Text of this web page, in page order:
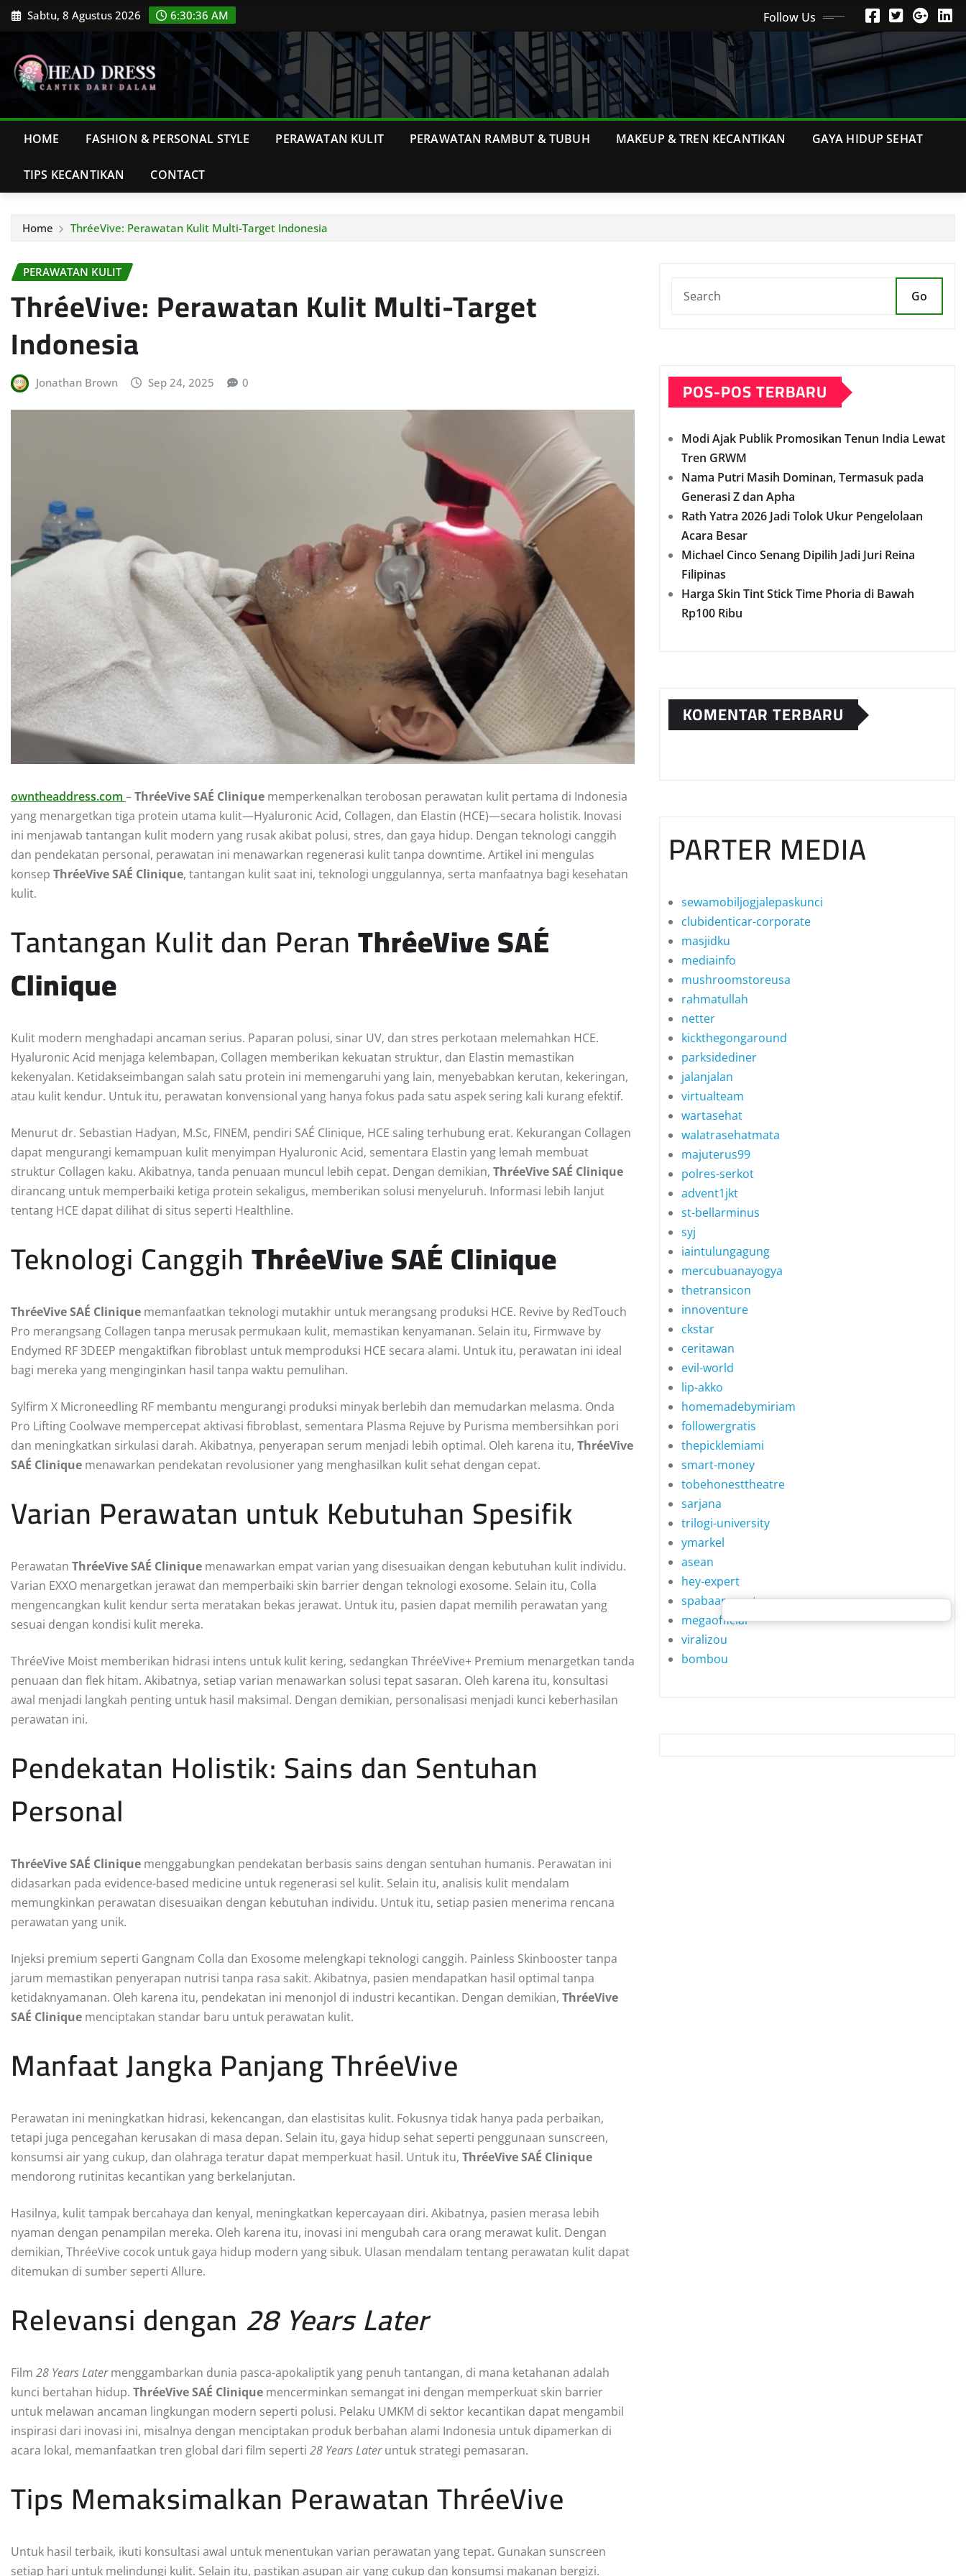
Skip Sabtu, 8 Agustus 2026 6:30:37 AM Follow Us
HOME FASHION & PERSONAL STYLE PERAWATAN KULIT PERAWATAN RAMBUT & TUBUH MAKEUP & TREN KECANTIKAN GAYA HIDUP SEHAT
TIPS KECANTIKAN CONTACT
Home ThréeVive: Perawatan Kulit Multi-Target Indonesia
PERAWATAN KULIT
ThréeVive: Perawatan Kulit Multi-Target
Indonesia
Jonathan Brown Sep 24, 2025 0
owntheaddress.com –ThréeVive SAÉ Clinique memperkenalkan terobosan perawatan kulit pertama di Indonesia
yang menargetkan tiga protein utama kulit—Hyaluronic Acid, Collagen, dan Elastin (HCE)—secara holistik. Inovasi
ini menjawab tantangan kulit modern yang rusak akibat polusi, stres, dan gaya hidup. Dengan teknologi canggih
dan pendekatan personal, perawatan ini menawarkan regenerasi kulit tanpa downtime. Artikel ini mengulas
konsep ThréeVive SAÉ Clinique, tantangan kulit saat ini, teknologi unggulannya, serta manfaatnya bagi kesehatan
kulit.
Tantangan Kulit dan PeranThréeVive SAÉ
Clinique
Kulit modern menghadapi ancaman serius. Paparan polusi, sinar UV, dan stres perkotaan melemahkan HCE.
Hyaluronic Acid menjaga kelembapan, Collagen memberikan kekuatan struktur, dan Elastin memastikan
kekenyalan. Ketidakseimbangan salah satu protein ini memengaruhi yang lain, menyebabkan kerutan, kekeringan,
atau kulit kendur. Untuk itu, perawatan konvensional yang hanya fokus pada satu aspek sering kali kurang efektif.
Menurut dr. Sebastian Hadyan, M.Sc, FINEM, pendiri SAÉ Clinique, HCE saling terhubung erat. Kekurangan Collagen
dapat mengurangi kemampuan kulit menyimpan Hyaluronic Acid, sementara Elastin yang lemah membuat
struktur Collagen kaku. Akibatnya, tanda penuaan muncul lebih cepat. Dengan demikian, ThréeVive SAÉ Clinique
dirancang untuk memperbaiki ketiga protein sekaligus, memberikan solusi menyeluruh. Informasi lebih lanjut
tentang HCE dapat dilihat di situs seperti Healthline.
Teknologi CanggihThréeVive SAÉ Clinique
ThréeVive SAÉ Clinique memanfaatkan teknologi mutakhir untuk merangsang produksi HCE. Revive by RedTouch
Pro merangsang Collagen tanpa merusak permukaan kulit, memastikan kenyamanan. Selain itu, Firmwave by
Endymed RF 3DEEP mengaktifkan fibroblast untuk memproduksi HCE secara alami. Untuk itu, perawatan ini ideal
bagi mereka yang menginginkan hasil tanpa waktu pemulihan.
Sylfirm X Microneedling RF membantu mengurangi produksi minyak berlebih dan memudarkan melasma. Onda
Pro Lifting Coolwave mempercepat aktivasi fibroblast, sementara Plasma Rejuve by Purisma membersihkan pori
dan meningkatkan sirkulasi darah. Akibatnya, penyerapan serum menjadi lebih optimal. Oleh karena itu, ThréeVive
SAÉ Clinique menawarkan pendekatan revolusioner yang menghasilkan kulit sehat dengan cepat.
Varian Perawatan untuk Kebutuhan Spesifik
Perawatan ThréeVive SAÉ Clinique menawarkan empat varian yang disesuaikan dengan kebutuhan kulit individu.
Varian EXXO menargetkan jerawat dan memperbaiki skin barrier dengan teknologi exosome. Selain itu, Colla
mengencangkan kulit kendur serta meratakan bekas jerawat. Untuk itu, pasien dapat memilih perawatan yang
sesuai dengan kondisi kulit mereka.
ThréeVive Moist memberikan hidrasi intens untuk kulit kering, sedangkan ThréeVive+ Premium menargetkan tanda
penuaan dan flek hitam. Akibatnya, setiap varian menawarkan solusi tepat sasaran. Oleh karena itu, konsultasi
awal menjadi langkah penting untuk hasil maksimal. Dengan demikian, personalisasi menjadi kunci keberhasilan
perawatan ini.
Pendekatan Holistik: Sains dan Sentuhan
Personal
ThréeVive SAÉ Clinique menggabungkan pendekatan berbasis sains dengan sentuhan humanis. Perawatan ini
didasarkan pada evidence-based medicine untuk regenerasi sel kulit. Selain itu, analisis kulit mendalam
memungkinkan perawatan disesuaikan dengan kebutuhan individu. Untuk itu, setiap pasien menerima rencana
perawatan yang unik.
Injeksi premium seperti Gangnam Colla dan Exosome melengkapi teknologi canggih. Painless Skinbooster tanpa
jarum memastikan penyerapan nutrisi tanpa rasa sakit. Akibatnya, pasien mendapatkan hasil optimal tanpa
ketidaknyamanan. Oleh karena itu, pendekatan ini menonjol di industri kecantikan. Dengan demikian, ThréeVive
SAÉ Clinique menciptakan standar baru untuk perawatan kulit.
Manfaat Jangka Panjang ThréeVive
Perawatan ini meningkatkan hidrasi, kekencangan, dan elastisitas kulit. Fokusnya tidak hanya pada perbaikan,
tetapi juga pencegahan kerusakan di masa depan. Selain itu, gaya hidup sehat seperti penggunaan sunscreen,
konsumsi air yang cukup, dan olahraga teratur dapat memperkuat hasil. Untuk itu, ThréeVive SAÉ Clinique
mendorong rutinitas kecantikan yang berkelanjutan.
Hasilnya, kulit tampak bercahaya dan kenyal, meningkatkan kepercayaan diri. Akibatnya, pasien merasa lebih
nyaman dengan penampilan mereka. Oleh karena itu, inovasi ini mengubah cara orang merawat kulit. Dengan
demikian, ThréeVive cocok untuk gaya hidup modern yang sibuk. Ulasan mendalam tentang perawatan kulit dapat
ditemukan di sumber seperti Allure.
Relevansi dengan 28 Years Later
Film 28 Years Latermenggambarkan dunia pasca-apokaliptik yang penuh tantangan, di mana ketahanan adalah
kunci bertahan hidup. ThréeVive SAÉ Clinique mencerminkan semangat ini dengan memperkuat skin barrier
untuk melawan ancaman lingkungan modern seperti polusi. Pelaku UMKM di sektor kecantikan dapat mengambil
inspirasi dari inovasi ini, misalnya dengan menciptakan produk berbahan alami Indonesia untuk dipamerkan di
acara lokal, memanfaatkan tren global dari film seperti 28 Years Lateruntuk strategi pemasaran.
Tips Memaksimalkan Perawatan ThréeVive
Untuk hasil terbaik, ikuti konsultasi awal untuk menentukan varian perawatan yang tepat. Gunakan sunscreen
setiap hari untuk melindungi kulit. Selain itu, pastikan asupan air yang cukup dan konsumsi makanan bergizi.
Go
POS-POS TERBARU
Modi Ajak Publik Promosikan Tenun India Lewat
Tren GRWM
Nama Putri Masih Dominan, Termasuk pada
Generasi Z dan Apha
Rath Yatra 2026 Jadi Tolok Ukur Pengelolaan
Acara Besar
Michael Cinco Senang Dipilih Jadi Juri Reina
Filipinas
Harga Skin Tint Stick Time Phoria di Bawah
Rp100 Ribu
KOMENTAR TERBARU
PARTER MEDIA
sewamobiljogjalepaskunci
clubidenticar-corporate
masjidku
mediainfo
mushroomstoreusa
rahmatullah
netter
kickthegongaround
parksidediner
jalanjalan
virtualteam
wartasehat
walatrasehatmata
majuterus99
polres-serkot
advent1jkt
st-bellarminus
syj
iaintulungagung
mercubuanayogya
thetransicon
innoventure
ckstar
ceritawan
evil-world
lip-akko
homemadebymiriam
followergratis
thepicklemiami
smart-money
tobehonesttheatre
sarjana
trilogi-university
ymarkel
asean
hey-expert
spabaansuerte
megaofficial
viralizou
bombou